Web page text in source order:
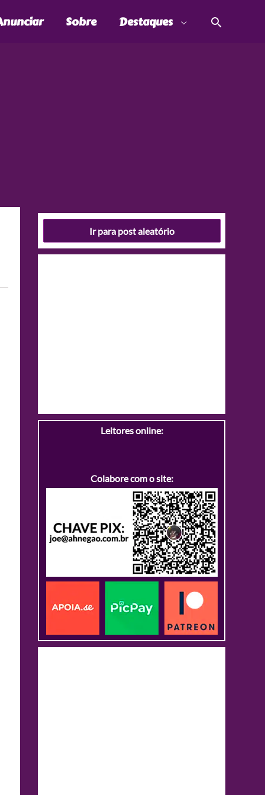
Sobre Destaques
Ir para post aleatório
Leitores online:
Colabore com o site: